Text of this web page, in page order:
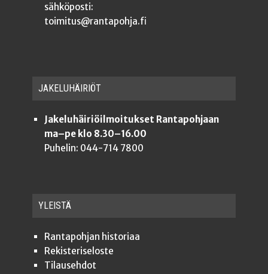
sähköposti:
toimitus@rantapohja.fi
JAKE­LU­HÄI­RIÖT
Jakeluhäiriöilmoitukset Rantapohjaan
ma–pe klo 8.30–16.00
Puhelin: 044-714 7800
YLEISTÄ
Ran­ta­poh­jan historiaa
Rekis­te­ri­se­los­te
Tilauseh­dot